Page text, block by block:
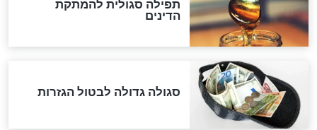
לכל המאמרים
אחרית הימים